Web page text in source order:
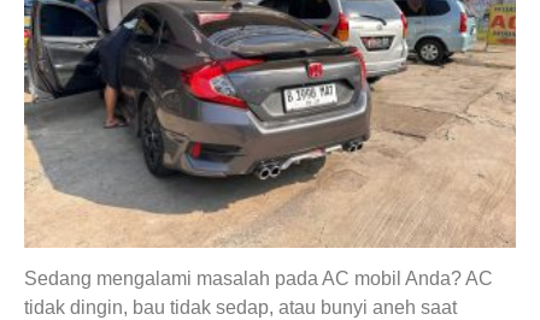
Sedang mengalami masalah pada AC mobil Anda? AC
tidak dingin, bau tidak sedap, atau bunyi aneh saat